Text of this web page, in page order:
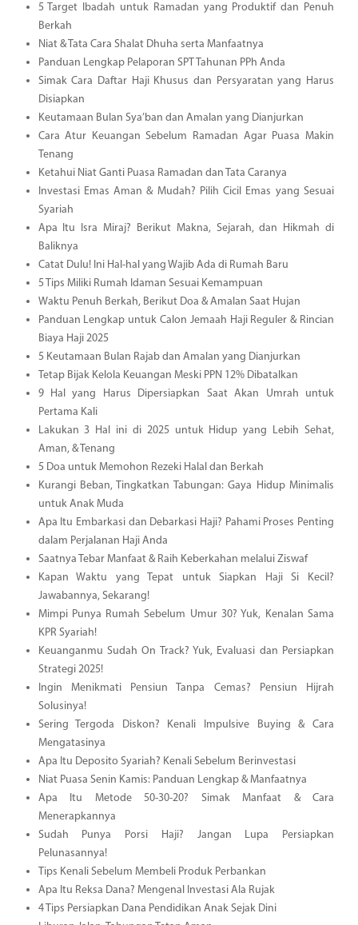
5 Target Ibadah untuk Ramadan yang Produktif dan Penuh
Berkah
Niat & Tata Cara Shalat Dhuha serta Manfaatnya
Panduan Lengkap Pelaporan SPT Tahunan PPh Anda
Simak Cara Daftar Haji Khusus dan Persyaratan yang Harus
Disiapkan
Keutamaan Bulan Sya’ban dan Amalan yang Dianjurkan
Cara Atur Keuangan Sebelum Ramadan Agar Puasa Makin
Tenang
Ketahui Niat Ganti Puasa Ramadan dan Tata Caranya
Investasi Emas Aman & Mudah? Pilih Cicil Emas yang Sesuai
Syariah
Apa Itu Isra Miraj? Berikut Makna, Sejarah, dan Hikmah di
Baliknya
Catat Dulu! Ini Hal-hal yang Wajib Ada di Rumah Baru
5 Tips Miliki Rumah Idaman Sesuai Kemampuan
Waktu Penuh Berkah, Berikut Doa & Amalan Saat Hujan
Panduan Lengkap untuk Calon Jemaah Haji Reguler & Rincian
Biaya Haji 2025
5 Keutamaan Bulan Rajab dan Amalan yang Dianjurkan
Tetap Bijak Kelola Keuangan Meski PPN 12% Dibatalkan
9 Hal yang Harus Dipersiapkan Saat Akan Umrah untuk
Pertama Kali
Lakukan 3 Hal ini di 2025 untuk Hidup yang Lebih Sehat,
Aman, & Tenang
5 Doa untuk Memohon Rezeki Halal dan Berkah
Kurangi Beban, Tingkatkan Tabungan: Gaya Hidup Minimalis
untuk Anak Muda
Apa Itu Embarkasi dan Debarkasi Haji? Pahami Proses Penting
dalam Perjalanan Haji Anda
Saatnya Tebar Manfaat & Raih Keberkahan melalui Ziswaf
Kapan Waktu yang Tepat untuk Siapkan Haji Si Kecil?
Jawabannya, Sekarang!
Mimpi Punya Rumah Sebelum Umur 30? Yuk, Kenalan Sama
KPR Syariah!
Keuanganmu Sudah On Track? Yuk, Evaluasi dan Persiapkan
Strategi 2025!
Ingin Menikmati Pensiun Tanpa Cemas? Pensiun Hijrah
Solusinya!
Sering Tergoda Diskon? Kenali Impulsive Buying & Cara
Mengatasinya
Apa Itu Deposito Syariah? Kenali Sebelum Berinvestasi
Niat Puasa Senin Kamis: Panduan Lengkap & Manfaatnya
Apa Itu Metode 50-30-20? Simak Manfaat & Cara
Menerapkannya
Sudah Punya Porsi Haji? Jangan Lupa Persiapkan
Pelunasannya!
Tips Kenali Sebelum Membeli Produk Perbankan
Apa Itu Reksa Dana? Mengenal Investasi Ala Rujak
4 Tips Persiapkan Dana Pendidikan Anak Sejak Dini